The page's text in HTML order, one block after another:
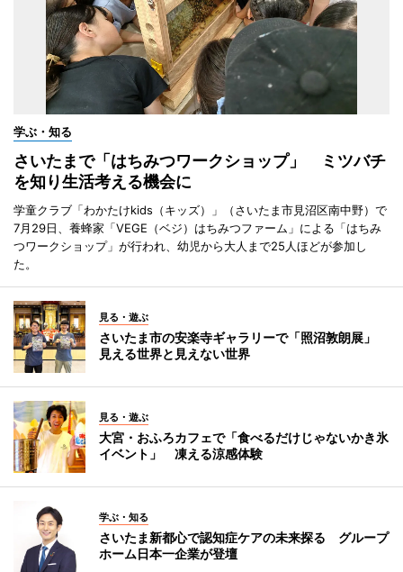
学ぶ・知る
さいたまで「はちみつワークショップ」 ミツバチ
を知り生活考える機会に
学童クラブ「わかたけkids（キッズ）」（さいたま市見沼区南中野）で
7月29日、養蜂家「VEGE（ベジ）はちみつファーム」による「はちみ
つワークショップ」が行われ、幼児から大人まで25人ほどが参加し
た。
見る・遊ぶ
さいたま市の安楽寺ギャラリーで「照沼敦朗展」
見える世界と見えない世界
見る・遊ぶ
大宮・おふろカフェで「食べるだけじゃないかき氷
イベント」 凍える涼感体験
学ぶ・知る
さいたま新都心で認知症ケアの未来探る グループ
ホーム日本一企業が登壇